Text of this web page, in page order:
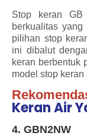
Stop keran GB
berkualitas
pilihan stop
ini dibalut
keran berbentuk
model stop keran
Keran Air
4. GBN2NW